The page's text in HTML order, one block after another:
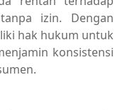
izin. Dengan
hak hukum untuk
konsistensi